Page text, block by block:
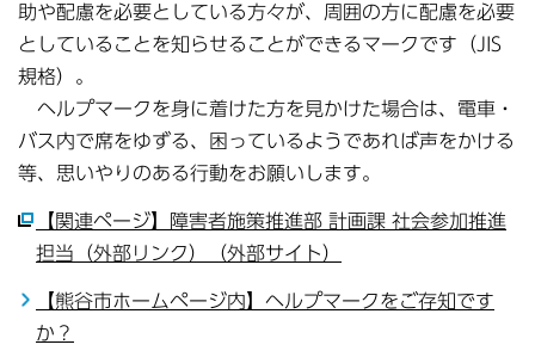
助や配慮を必要としている方々が、周囲の方に配慮を必要
としていることを知らせることができるマークです（JIS
規格）。
ヘルプマークを身に着けた方を見かけた場合は、電車・
バス内で席をゆずる、困っているようであれば声をかける
等、思いやりのある行動をお願いします。
【関連ページ】障害者施策推進部 計画課 社会参加推進
担当（外部リンク）（外部サイト）
【熊谷市ホームページ内】ヘルプマークをご存知です
か？